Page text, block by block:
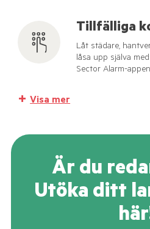
Tillfälliga
Låt städare,
låsa upp själva
Sector Alarm-
Visa mer
Är du
Utöka ditt